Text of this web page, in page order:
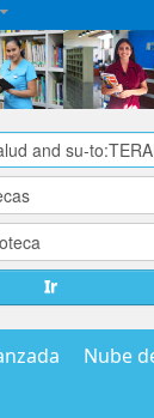
Ir
Nube